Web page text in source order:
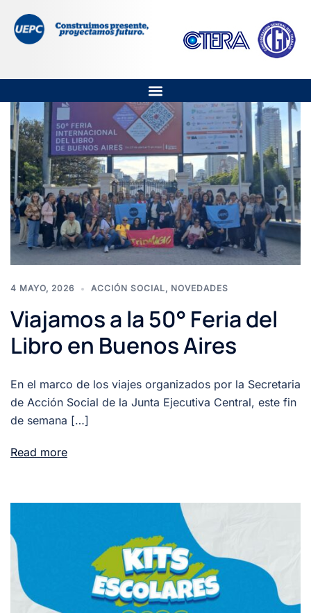
4 MAYO, 2026 ACCIÓN SOCIAL, NOVEDADES
Viajamos a la 50° Feria del
Libro en Buenos Aires
En el marco de los viajes organizados por la Secretaria
de Acción Social de la Junta Ejecutiva Central, este fin
de semana […]
Read more